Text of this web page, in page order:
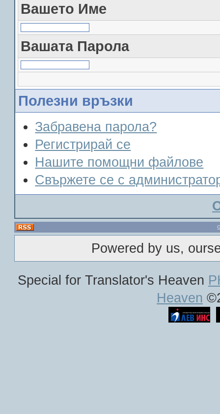
Вашето Име
Вашата Парола
Полезни връзки
Забравена парола?
Регистрирай се
Нашите помощни файлове
Свържете се с
Powered by us,
Special for Translator's Heaven
Heaven